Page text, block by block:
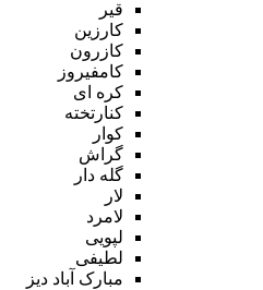
قیر
کارزین
کازرون
کامفیروز
کره ای
کنارتخته
کوار
گراش
گله دار
لار
لامرد
لپویی
لطیفی
مبارک آباد دیز